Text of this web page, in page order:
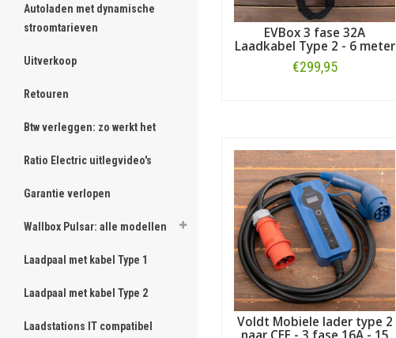
Autoladen met dynamische
stroomtarieven
Uitverkoop
Retouren
Btw verleggen: zo werkt het
Ratio Electric uitlegvideo's
Garantie verlopen
Wallbox Pulsar: alle modellen
Laadpaal met kabel Type 1
Laadpaal met kabel Type 2
Laadstations IT compatibel
EVBox 3 fase 32A
Laadkabel Type 2 - 6 meter
€299,95
Voldt Mobiele lader type 2